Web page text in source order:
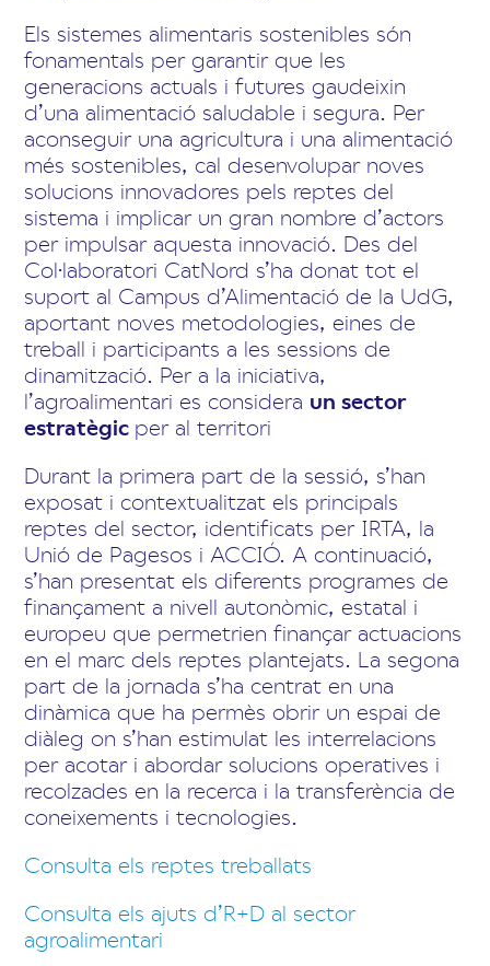
Els sistemes alimentaris sostenibles són
fonamentals per garantir que les
generacions actuals i futures gaudeixin
d’una alimentació saludable i segura. Per
aconseguir una agricultura i una alimentació
més sostenibles, cal desenvolupar noves
solucions innovadores pels reptes del
sistema i implicar un gran nombre d’actors
per impulsar aquesta innovació. Des del
Col·laboratori CatNord s’ha donat tot el
suport al Campus d’Alimentació de la UdG,
aportant noves metodologies, eines de
treball i participants a les sessions de
dinamització. Per a la iniciativa,
l’agroalimentari es considera un sector
estratègic per al territori
Durant la primera part de la sessió, s’han
exposat i contextualitzat els principals
reptes del sector, identificats per IRTA, la
Unió de Pagesos i ACCIÓ. A continuació,
s’han presentat els diferents programes de
finançament a nivell autonòmic, estatal i
europeu que permetrien finançar actuacions
en el marc dels reptes plantejats. La segona
part de la jornada s’ha centrat en una
dinàmica que ha permès obrir un espai de
diàleg on s’han estimulat les interrelacions
per acotar i abordar solucions operatives i
recolzades en la recerca i la transferència de
coneixements i tecnologies.
Consulta els reptes treballats
Consulta els ajuts d’R+D al sector
agroalimentari